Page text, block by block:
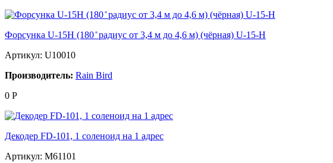
Форсунка U-15Н (180 ̊ радиус от 3,4 м до 4,6 м) (чёрная) U-15-Н
Артикул: U10010
Производитель: Rain Bird
0 Р
Декодер FD-101, 1 соленоид на 1 адрес
Артикул: M61101